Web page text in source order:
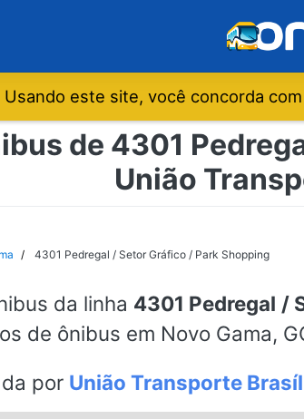
Usando este site, você concorda com
de 4301
União
4301 Pedregal / Setor Gráfico / Park Shopping
da linha 4301 Pedregal /
de ônibus em Novo Gama,
por União Transporte